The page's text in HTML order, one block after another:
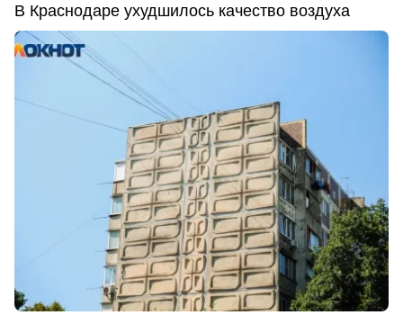
В Краснодаре ухудшилось качество воздуха